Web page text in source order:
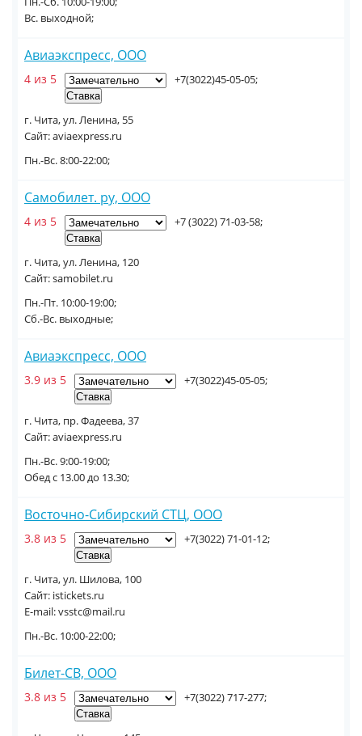
Вс. выходной;
Авиаэкспресс, ООО
4 из 5
г. Чита, ул. Ленина, 55
Сайт: aviaexpress.ru
+7(3022)45-05-05;
Пн.-Вс. 8:00-22:00;
Самобилет. ру, ООО
4 из 5
г. Чита, ул. Ленина, 120
Сайт: samobilet.ru
+7 (3022) 71-03-58;
Пн.-Пт. 10:00-19:00;
Сб.-Вс. выходные;
Авиаэкспресс, ООО
3.9 из 5
г. Чита, пр. Фадеева, 37
Сайт: aviaexpress.ru
+7(3022)45-05-05;
Пн.-Вс. 9:00-19:00;
Обед с 13.00 до 13.30;
Восточно-Сибирский СТЦ, ООО
3.8 из 5
г. Чита, ул. Шилова, 100
Сайт: istickets.ru
E-mail: vsstc@mail.ru
+7(3022) 71-01-12;
Пн.-Вс. 10:00-22:00;
Билет-СВ, ООО
3.8 из 5 +7(3022) 717-277;